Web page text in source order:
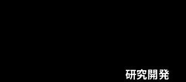
研究開発